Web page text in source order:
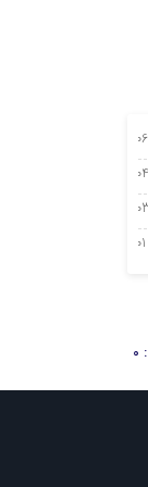
06 آگوست 2026
04 آگوست 2026
03 آگوست 2026
01 آگوست 2026